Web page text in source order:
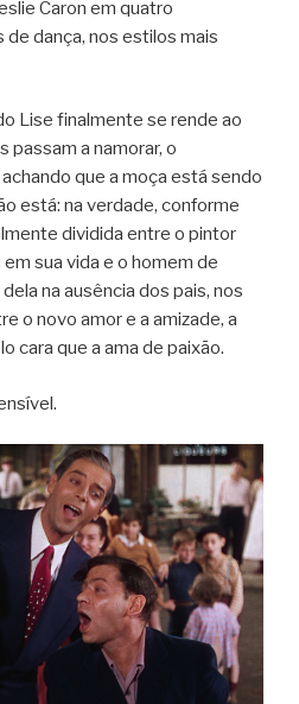
Caron em quatro
dança, nos estilos mais
Lise finalmente se rende ao
passam a namorar, o
que a moça está sendo
está: na verdade, conforme
dividida entre o pintor
sua vida e o homem de
na ausência dos pais, nos
o novo amor e a amizade, a
cara que a ama de paixão.